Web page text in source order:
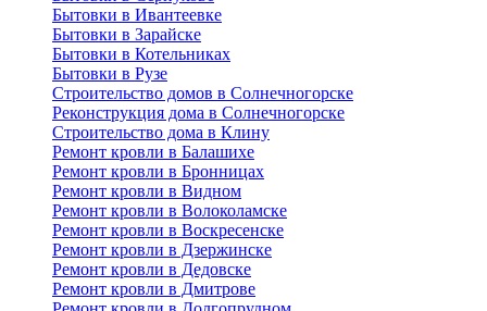
Бытовки в Ивантеевке
Бытовки в Зарайске
Бытовки в Котельниках
Бытовки в Рузе
Строительство домов в Солнечногорске
Реконструкция дома в Солнечногорске
Строительство дома в Клину
Ремонт кровли в Балашихе
Ремонт кровли в Бронницах
Ремонт кровли в Видном
Ремонт кровли в Волоколамске
Ремонт кровли в Воскресенске
Ремонт кровли в Дзержинске
Ремонт кровли в Дедовске
Ремонт кровли в Дмитрове